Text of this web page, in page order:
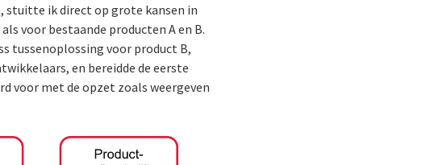
stuitte ik direct op grote kansen in
voor bestaande producten A en B.
tussenoplossing voor product B,
en bereidde de eerste
voor met de opzet zoals weergeven